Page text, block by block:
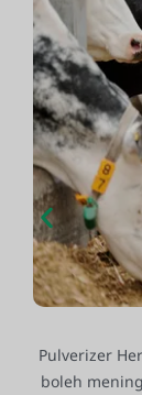
Pulverizer
boleh